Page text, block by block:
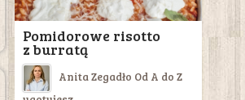
Pomidorowe risotto
z burratą
Anita Zegadło Od A do Z